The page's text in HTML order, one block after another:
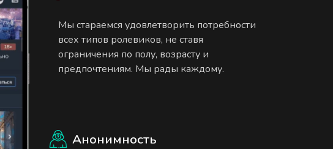
Мы стараемся удовлетворить потребности
всех типов ролевиков, не ставя
ограничения по полу, возрасту и
предпочтениям. Мы рады каждому.
Анонимность